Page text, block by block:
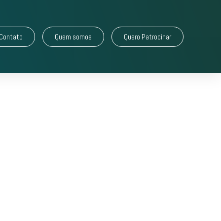
Quem somos Quero Patrocinar